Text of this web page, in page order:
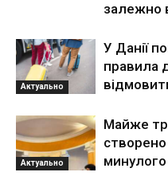
залежно
Актуально
У Данії
правила
Актуально
Майже
створено